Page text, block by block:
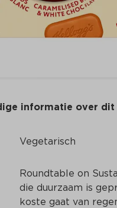
informatie over dit
Vegetarisch
Roundtable on
die duurzaam is
koste gaat van